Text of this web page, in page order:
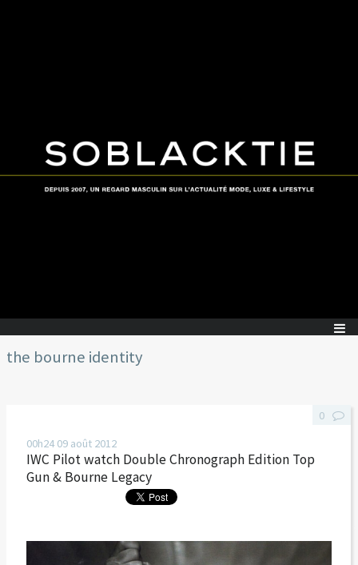
the bourne identity
00h24 09 août 2012
IWC Pilot watch Double Chronograph Edition Top
Gun & Bourne Legacy
0